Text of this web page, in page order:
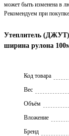
Утеплитель
ширина рулона
Код товара
Вес
Объём
Вложение
Брeнд
может быть изменена в
Рекомендуем при